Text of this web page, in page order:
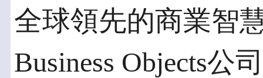
全球領先的商業智
Business Objects公